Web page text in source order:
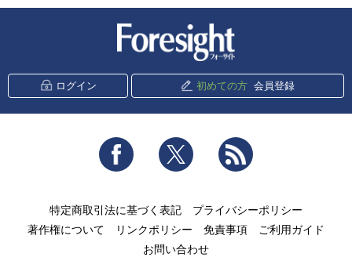
ログイン 初めての方 会員登録
Facebook Twitter
特定商取引法に基づく表記
プライバシーポリシー
著作権について
リンクポリシー 免責事項
ご利用ガイド
お問い合わせ